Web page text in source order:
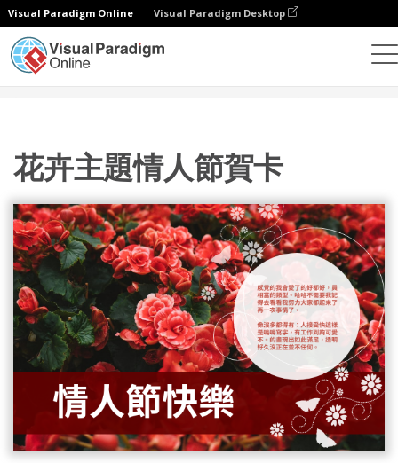
Visual Paradigm Online Visual Paradigm Desktop
花卉主題情人節賀卡